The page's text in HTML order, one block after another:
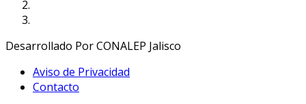
Desarrollado Por CONALEP Jalisco
Aviso de Privacidad
Contacto